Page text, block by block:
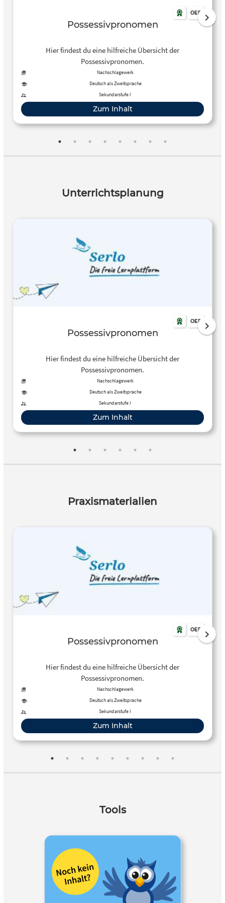
OER
Possessivpronomen
Hier findest du eine hilfreiche Übersicht der
Possessivpronomen.
Nachschlagewerk
Deutsch als Zweitsprache
Sekundarstufe I
Zum Inhalt
Unterrichtsplanung
OER
Possessivpronomen
Hier findest du eine hilfreiche Übersicht der
Possessivpronomen.
Nachschlagewerk
Deutsch als Zweitsprache
Sekundarstufe I
Zum Inhalt
Praxismaterialien
OER
Possessivpronomen
Hier findest du eine hilfreiche Übersicht der
Possessivpronomen.
Nachschlagewerk
Deutsch als Zweitsprache
Sekundarstufe I
Zum Inhalt
Tools